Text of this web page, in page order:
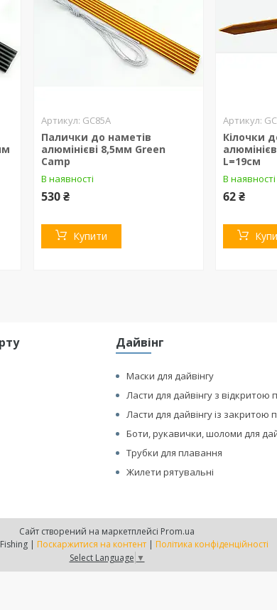
GC85A
Палички до наметів
алюмінієві 8,5мм Green
Camp
В наявності
530 ₴
Купити
Кілочки
L=19см
В наявності
62 ₴
Дайвінг
Маски для дайвінгу
Ласти для дайвінгу з відкритою
Ласти для дайвінгу із закритою
Боти, рукавички, шоломи для
Трубки для плавання
Жилети рятувальні
Сайт створений на маркетплейсі Prom.ua
Odessa-Style Fishing | Поскаржитися на контент | Політика конфіденційності
Select Language ▼